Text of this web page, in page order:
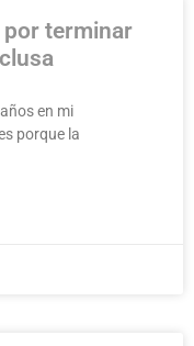
por terminar
en mi
porque la